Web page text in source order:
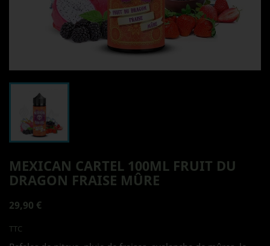
MEXICAN CARTEL 100ML FRUIT DU
DRAGON FRAISE MÛRE
29,90 €
TTC